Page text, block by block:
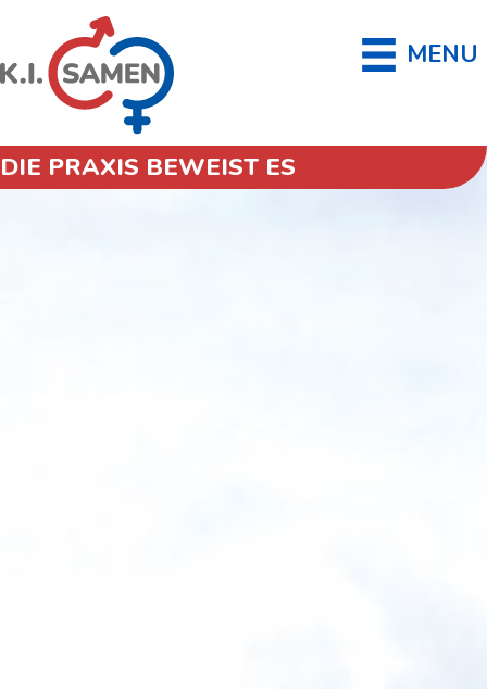
MENU
DIE PRAXIS BEWEIST ES